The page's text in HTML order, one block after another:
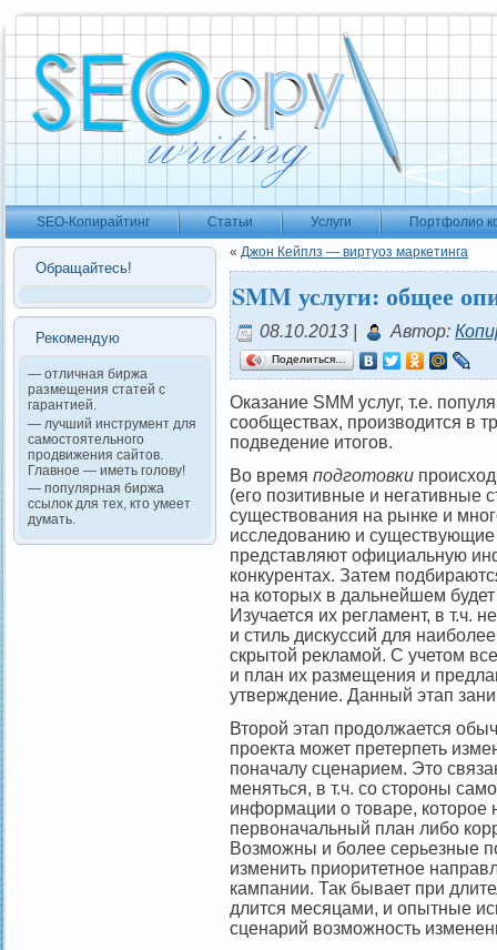
SEO-Копирайтинг Статьи Услуги Портфолио
Обращайтесь!
Рекомендую
— отличная биржа
размещения статей с
гарантией.
— лучший инструмент для
самостоятельного
продвижения сайтов.
Главное — иметь голову!
— популярная биржа
ссылок для тех, кто умеет
думать.
« Джон Кейплз — виртуоз маркетинга
SMM услуги: общее
08.10.2013 | Автор:
Поделиться…
Оказание SMM услуг, т.е.
сообществах, производится в
подведение итогов.
Во время подготовки
(его позитивные и негативные
существования на рынке и
исследованию и существующие
представляют официальную
конкурентах. Затем
на которых в дальнейшем
Изучается их регламент, в т.ч.
и стиль дискуссий для
скрытой рекламой. С учетом
и план их размещения и
утверждение. Данный этап
Второй этап продолжается
проекта может претерпеть
поначалу сценарием. Это
меняться, в т.ч. со стороны
информации о товаре, которое
первоначальный план либо
Возможны и более серьезные
изменить приоритетное
кампании. Так бывает при
длится месяцами, и опытные
сценарий возможность